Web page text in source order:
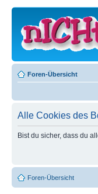
Foren-Übersicht
Alle Cookies des
Bist du sicher, dass du
Foren-Übersicht